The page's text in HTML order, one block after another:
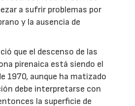
a sufrir problemas por
y la ausencia de
que el descenso de las
pirenaica está siendo el
1970, aunque ha matizado
debe interpretarse con
la superficie de